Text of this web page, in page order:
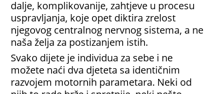
dalje, komplikovanije, zahtjeve u procesu
uspravljanja, koje opet diktira zrelost
njegovog centralnog nervnog sistema, a ne
naša želja za postizanjem istih.
Svako dijete je individua za sebe i ne
možete naći dva djeteta sa identičnim
razvojem motornih parametara. Neki od